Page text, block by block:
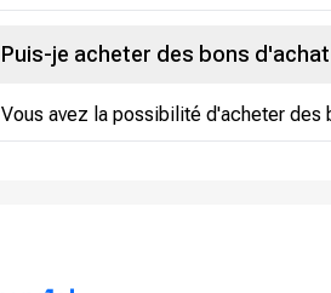
Puis-je acheter des bons
Vous avez la possibilité d'acheter des